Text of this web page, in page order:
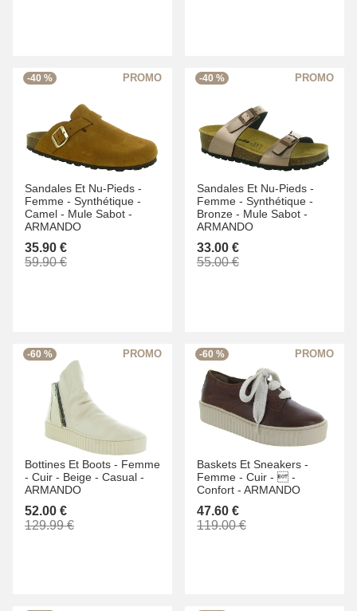
-40 %
Sandales Et Nu-Pieds -
Femme - Synthétique -
Camel - Mule Sabot -
ARMANDO
35.90 €
59.90 €
-40 %
Sandales Et Nu-Pieds -
Femme - Synthétique -
Bronze - Mule Sabot -
ARMANDO
33.00 €
55.00 €
-60 %
Bottines Et Boots - Femme
- Cuir - Beige - Casual -
ARMANDO
52.00 €
129.99 €
-60 %
Baskets Et Sneakers -
Femme - Cuir -  -
Confort - ARMANDO
47.60 €
119.00 €